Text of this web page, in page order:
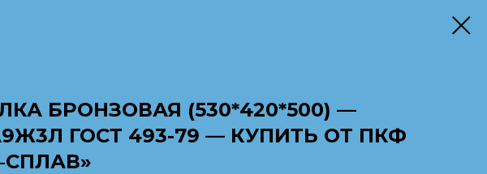
БРОНЗОВАЯ (530*420*500) —
ГОСТ 493-79 — КУПИТЬ ОТ ПКФ